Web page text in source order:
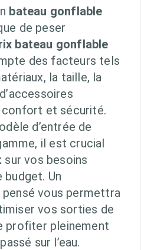
bateau gonflable
de peser
bateau gonflable
des facteurs tels
la taille, la
et sécurité.
d’entrée de
il est crucial
sur vos besoins
Un
vous permettra
vos sorties de
profiter pleinement
sur l’eau.